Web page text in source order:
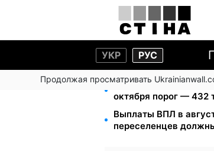
УКР РУС
Продолжая просматривать172 940 грн защитят
октября порог — 432
Выплаты ВПЛ в
переселенцев